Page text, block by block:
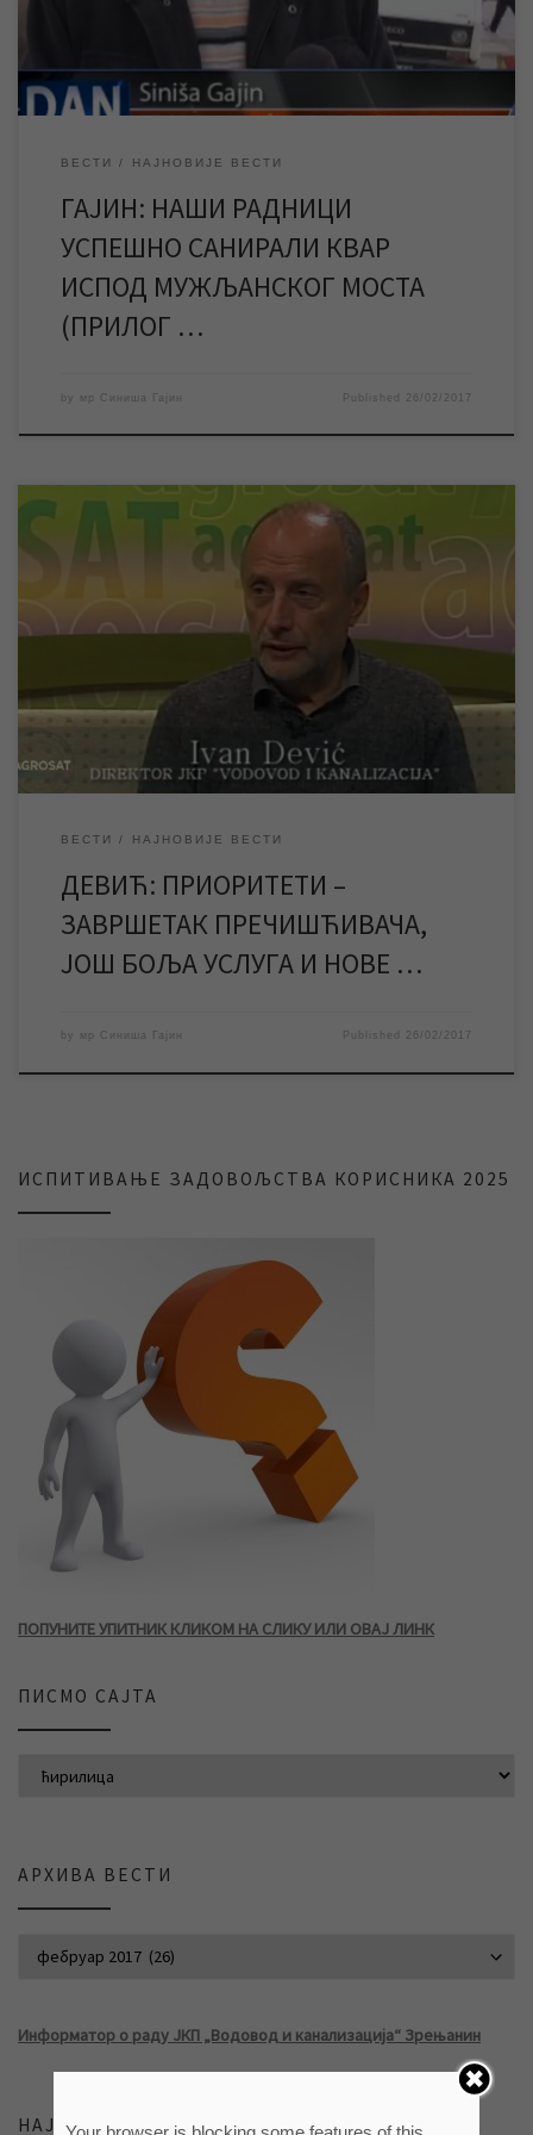
контрола места квара од стране техничке службе нашег
предузећа и предузимали неопходни […]
ВЕСТИ НАЈНОВИЈЕ ВЕСТИ
ГАЈИН: НАШИ РАДНИЦИ
УСПЕШНО САНИРАЛИ КВАР
ИСПОД МУЖЉАНСКОГ МОСТА
(ПРИЛОГ …
by мр Синиша Гајин Published 26/02/2017
Гостујући на телевизији „Сантос“, у емисији „АГРОСАТ“, Иван
Девић, директор ЈКП „Водовод и канализација“ Зрењанин,
говорио је о актуелном стању у нашем предузећу, започетим и
планираним инвестицијама и дотакао се кључних ствари које
су обележиле протеклих осам месеци колико се налази на
месту, прво вд директора, а од краја децембра […]
ВЕСТИ НАЈНОВИЈЕ ВЕСТИ
ДЕВИЋ: ПРИОРИТЕТИ –
ЗАВРШЕТАК ПРЕЧИШЋИВАЧА,
ЈОШ БОЉА УСЛУГА И НОВЕ …
by мр Синиша Гајин Published 26/02/2017
ИСПИТИВАЊЕ ЗАДОВОЉСТВА КОРИСНИКА 2025
ПОПУНИТЕ УПИТНИК КЛИКОМ НА СЛИКУ ИЛИ ОВАЈ ЛИНК
ПИСМО САЈТА
АРХИВА ВЕСТИ
Информатор о раду ЈКП „Водовод и канализација“ Зрењанин
НАЈНОВИЈЕ ВЕСТИ